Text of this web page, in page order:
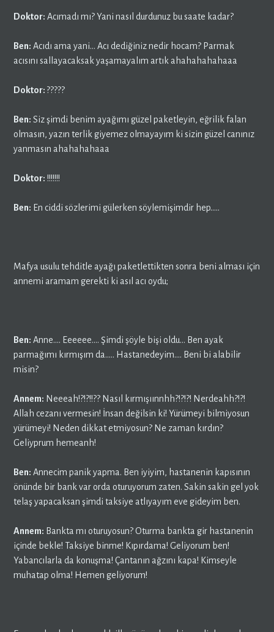
Doktor: Acımadı mı? Yani nasıl durdunuz bu saate kadar?
Ben: Acıdı ama yani… Acı dediğiniz nedir hocam? Parmak
acısını sallayacaksak yaşamayalım artık ahahahahahaaa
Doktor: ?????
Ben: Siz şimdi benim ayağımı güzel paketleyin, eğrilik falan
olmasın, yazın terlik giyemez olmayayım ki sizin güzel canınız
yanmasın ahahahahaaa
Doktor: !!!!!!!
Ben: En ciddi sözlerimi gülerken söylemişimdir hep…..
Mafya usulu tehditle ayağı paketlettikten sonra beni alması için
annemi aramam gerekti ki asıl acı oydu;
Ben: Anne…. Eeeeee…. Şimdi şöyle bişi oldu… Ben ayak
parmağımı kırmışım da….. Hastanedeyim…. Beni bi alabilir
misin?
Annem: Neeeah!?!?!!?? Nasıl kırmışıınnhh?!?!?! Nerdeahh?!?!
Allah cezanı vermesin! İnsan değilsin ki! Yürümeyi bilmiyosun
yürümeyi! Neden dikkat etmiyosun? Ne zaman kırdın?
Geliyprum hemeanh!
Ben: Annecim panik yapma. Ben iyiyim, hastanenin kapısının
önünde bir bank var orda oturuyorum zaten. Sakin sakin gel yok
telaş yapacaksan şimdi taksiye atlıyayım eve gideyim ben.
Annem: Bankta mı oturuyosun? Oturma bankta gir hastanenin
içinde bekle! Taksiye binme! Kıpırdama! Geliyorum ben!
Yabancılarla da konuşma! Çantanın ağzını kapa! Kimseyle
muhatap olma! Hemen geliyorum!